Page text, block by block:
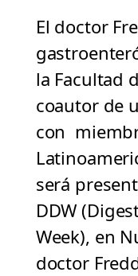
El doctor
la Facultad
coautor de
con
será
DDW
Week), en
doctor